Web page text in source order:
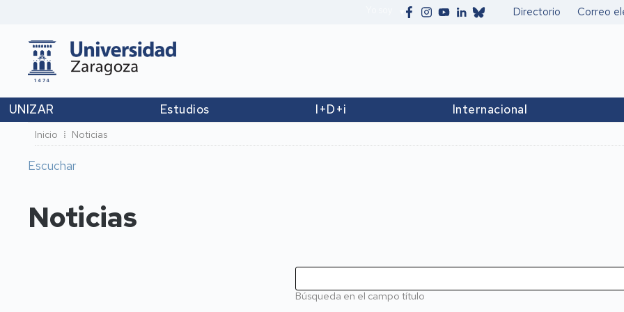
Secundario
Directorio Correo
UNIZAR Estudios I+D+i Internacional
Ruta
de
navegación
Inicio Noticias
Escuchar
Noticias
Búsqueda en el campo título